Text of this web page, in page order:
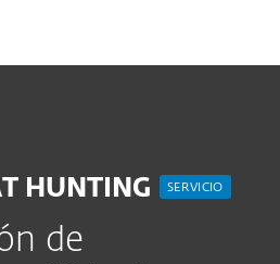
HUNTING SERVICIO
de